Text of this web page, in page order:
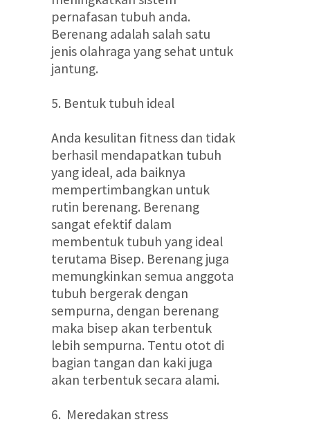
pernafasan tubuh anda.
Berenang adalah salah satu
jenis olahraga yang sehat untuk
jantung.
5. Bentuk tubuh ideal
Anda kesulitan fitness dan tidak
berhasil mendapatkan tubuh
yang ideal, ada baiknya
mempertimbangkan untuk
rutin berenang. Berenang
sangat efektif dalam
membentuk tubuh yang ideal
terutama Bisep. Berenang juga
memungkinkan semua anggota
tubuh bergerak dengan
sempurna, dengan berenang
maka bisep akan terbentuk
lebih sempurna. Tentu otot di
bagian tangan dan kaki juga
akan terbentuk secara alami.
6. Meredakan stress